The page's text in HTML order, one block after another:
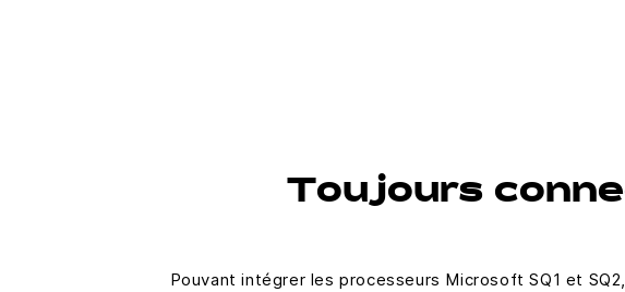
Toujours
Pouvant intégrer les processeurs Microsoft SQ1 et